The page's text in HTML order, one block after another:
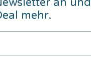
an und
mehr.